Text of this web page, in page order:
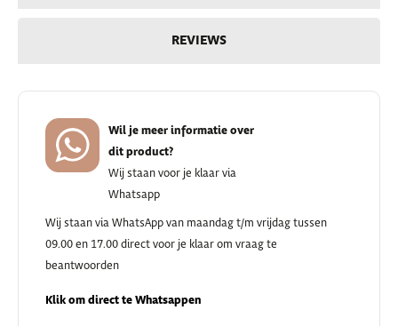
REVIEWS
Wil je meer informatie over
dit product?
Wij staan voor je klaar via
Whatsapp
Wij staan via WhatsApp van maandag t/m vrijdag tussen
09.00 en 17.00 direct voor je klaar om vraag te
beantwoorden
Klik om direct te Whatsappen